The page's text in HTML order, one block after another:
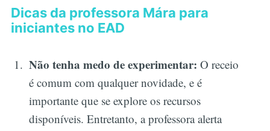
Dicas da professora Mára para
iniciantes no EAD
Não tenha medo de experimentar:O receio
é comum com qualquer novidade, e é
importante que se explore os recursos
disponíveis. Entretanto, a professora alerta